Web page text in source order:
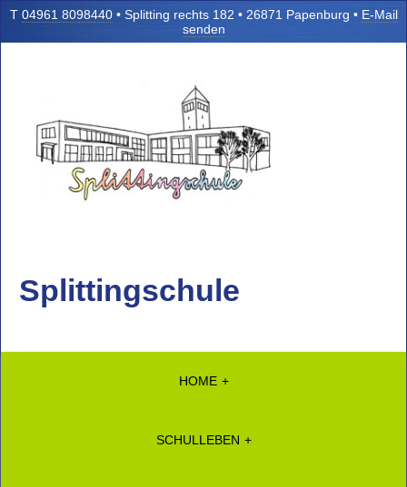
T 04961 8098440• Splitting rechts 182 • 26871 Papenburg • E-Mail
senden
Splittingschule
HOME
SCHULLEBEN